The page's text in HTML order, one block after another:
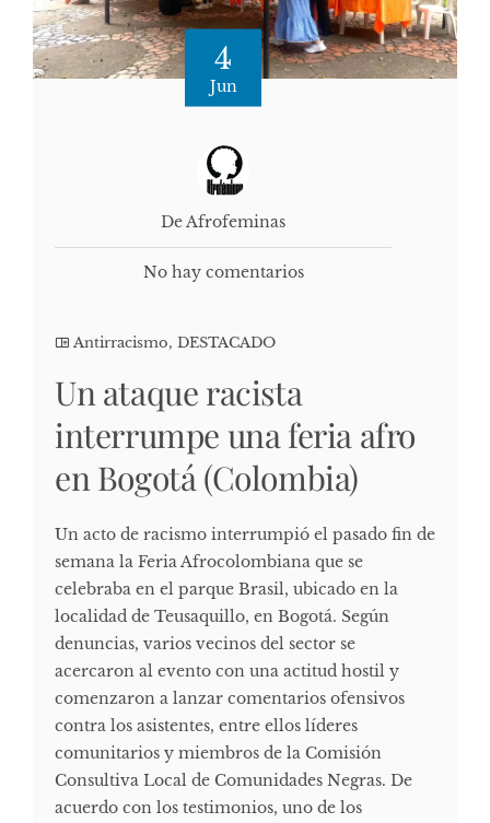
4
Jun
De Afrofeminas
No hay comentarios
Antirracismo, DESTACADO
Un ataque racista
interrumpe una feria afro
en Bogotá (Colombia)
Un acto de racismo interrumpió el pasado fin de
semana la Feria Afrocolombiana que se
celebraba en el parque Brasil, ubicado en la
localidad de Teusaquillo, en Bogotá. Según
denuncias, varios vecinos del sector se
acercaron al evento con una actitud hostil y
comenzaron a lanzar comentarios ofensivos
contra los asistentes, entre ellos líderes
comunitarios y miembros de la Comisión
Consultiva Local de Comunidades Negras. De
acuerdo con los testimonios, uno de los